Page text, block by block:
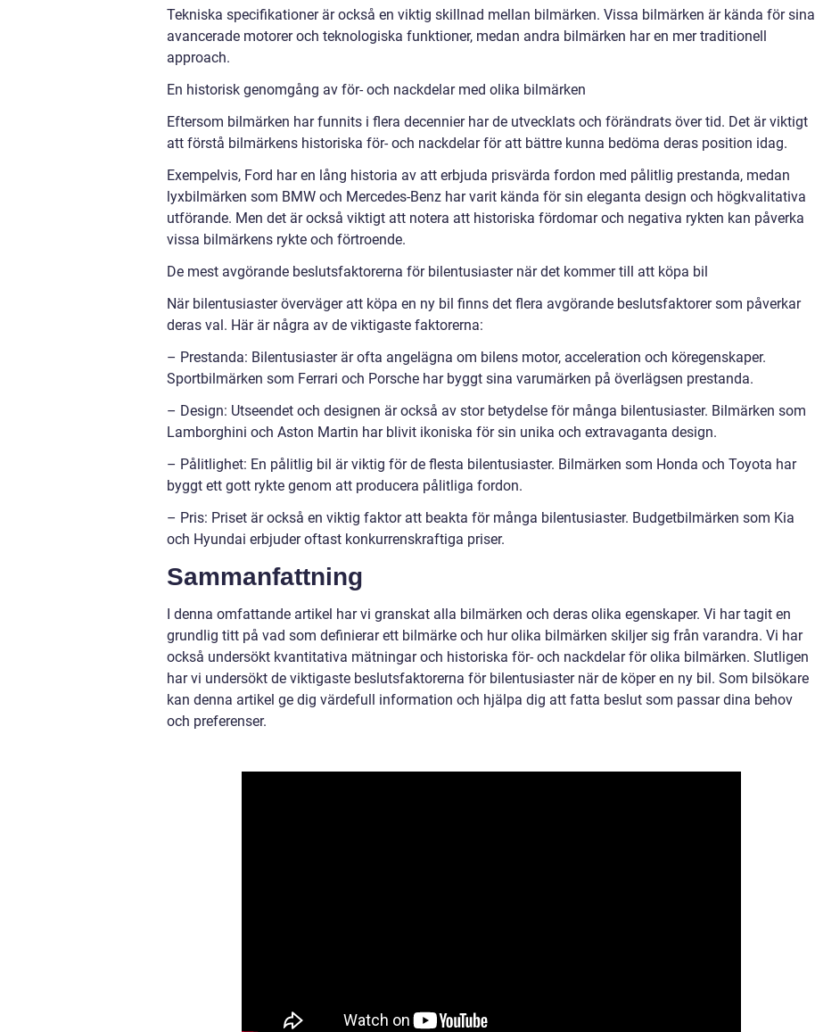
Tekniska specifikationer är också en viktig skillnad mellan bilmärken. Vissa bilmärken är kända för sina
avancerade motorer och teknologiska funktioner, medan andra bilmärken har en mer traditionell
approach.
En historisk genomgång av för- och nackdelar med olika bilmärken
Eftersom bilmärken har funnits i flera decennier har de utvecklats och förändrats över tid. Det är viktigt
att förstå bilmärkens historiska för- och nackdelar för att bättre kunna bedöma deras position idag.
Exempelvis, Ford har en lång historia av att erbjuda prisvärda fordon med pålitlig prestanda, medan
lyxbilmärken som BMW och Mercedes-Benz har varit kända för sin eleganta design och högkvalitativa
utförande. Men det är också viktigt att notera att historiska fördomar och negativa rykten kan påverka
vissa bilmärkens rykte och förtroende.
De mest avgörande beslutsfaktorerna för bilentusiaster när det kommer till att köpa bil
När bilentusiaster överväger att köpa en ny bil finns det flera avgörande beslutsfaktorer som påverkar
deras val. Här är några av de viktigaste faktorerna:
– Prestanda: Bilentusiaster är ofta angelägna om bilens motor, acceleration och köregenskaper.
Sportbilmärken som Ferrari och Porsche har byggt sina varumärken på överlägsen prestanda.
– Design: Utseendet och designen är också av stor betydelse för många bilentusiaster. Bilmärken som
Lamborghini och Aston Martin har blivit ikoniska för sin unika och extravaganta design.
– Pålitlighet: En pålitlig bil är viktig för de flesta bilentusiaster. Bilmärken som Honda och Toyota har
byggt ett gott rykte genom att producera pålitliga fordon.
– Pris: Priset är också en viktig faktor att beakta för många bilentusiaster. Budgetbilmärken som Kia
och Hyundai erbjuder oftast konkurrenskraftiga priser.
Sammanfattning
I denna omfattande artikel har vi granskat alla bilmärken och deras olika egenskaper. Vi har tagit en
grundlig titt på vad som definierar ett bilmärke och hur olika bilmärken skiljer sig från varandra. Vi har
också undersökt kvantitativa mätningar och historiska för- och nackdelar för olika bilmärken. Slutligen
har vi undersökt de viktigaste beslutsfaktorerna för bilentusiaster när de köper en ny bil. Som bilsökare
kan denna artikel ge dig värdefull information och hjälpa dig att fatta beslut som passar dina behov
och preferenser.